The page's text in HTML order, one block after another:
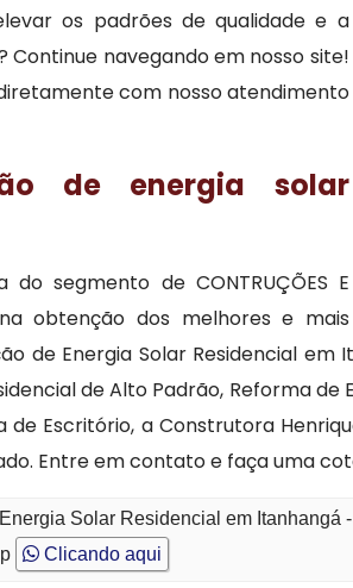
os padrões de qualidade e a
Continue navegando em nosso site!
com nosso atendimento
de energia solar
segmento de CONTRUÇÕES E
na obtenção dos melhores e mais
de Energia Solar Residencial em
de Alto Padrão, Reforma
Escritório, a Construtora
Entre em contato e faça uma
Solar Residencial em Itanhangá
Clicando aqui